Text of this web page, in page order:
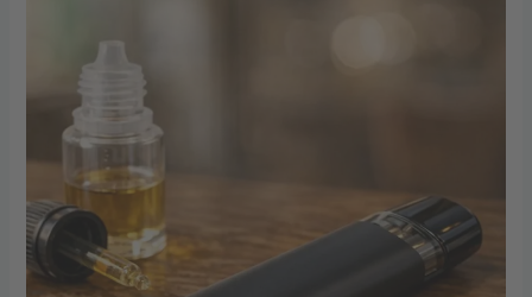
wiederaufladbarem
System